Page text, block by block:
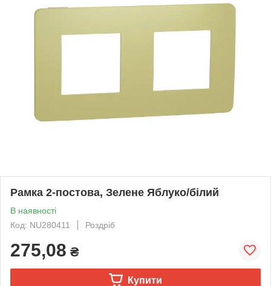
Рамка 2-постова, Зелене Яблуко/білий
В наявності
Код: NU280411
Роздріб
275,08 ₴
Купити